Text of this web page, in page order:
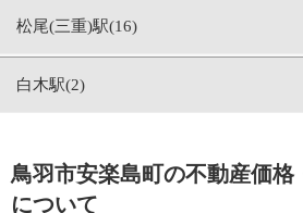
松尾(三重)駅(16)
白木駅(2)
鳥羽市安楽島町の不動産価格
について